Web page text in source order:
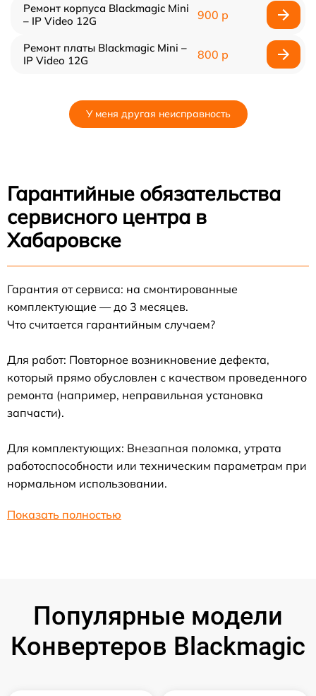
Ремонт корпуса Blackmagic Mini
– IP Video 12G
900 р
Ремонт платы Blackmagic Mini –
IP Video 12G
800 р
У меня другая неисправность
Гарантийные обязательства
сервисного центра в
Хабаровске
Гарантия от сервиса: на смонтированные
комплектующие — до 3 месяцев.
Что считается гарантийным случаем?
Для работ: Повторное возникновение дефекта,
который прямо обусловлен с качеством проведенного
ремонта (например, неправильная установка
запчасти).
Для комплектующих: Внезапная поломка, утрата
работоспособности или техническим параметрам при
нормальном использовании.
Показать полностью
Популярные модели
Конвертеров Blackmagic